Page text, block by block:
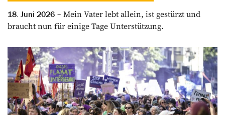
18. Juni 2026
Mein Vater lebt allein, ist gestürzt und
braucht nun für einige Tage Unterstützung.